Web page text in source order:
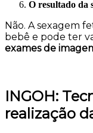
O resultado da
Não. A sexagem
bebê e pode ter
exames de
INGOH:
realização